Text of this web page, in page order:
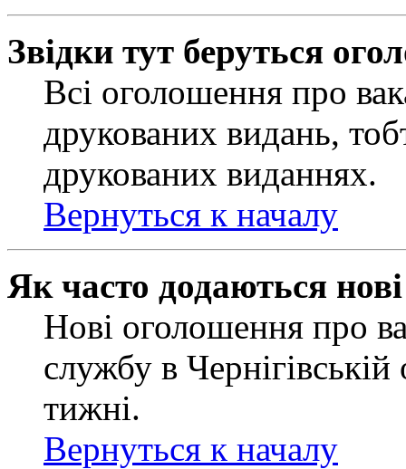
Звідки тут беруться
Всі оголошення про
друкованих видань,
друкованих виданнях.
Вернуться к началу
Як часто додаються
Нові оголошення про
службу в
тижні.
Вернуться к началу